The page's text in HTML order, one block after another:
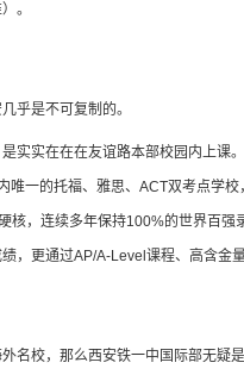
。
乎是不可复制的。
实实在在在友谊路本部校园内上课
唯一的托福、雅思、ACT双考点学
核，连续多年保持100%的世界百强
，更通过AP/A-Level课程、高含金
名校，那么西安铁一中国际部无疑